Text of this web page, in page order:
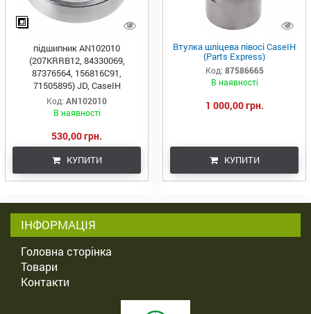
підшипник AN102010
(207KRRB12, 84330069,
87376564, 156816C91,
71505895) JD, CaseIH
Код: AN102010
В наявності
530,00 грн.
КУПИТИ
Втулка шліцева півосі CaseIH
(Parts Express)
Код: 87586665
В наявності
1 000,00 грн.
КУПИТИ
ІНФОРМАЦІЯ
Головна сторінка
Товари
Контакти